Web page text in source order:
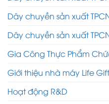
Dây chuyền sản xuất
Dây chuyền sản xuất
Gia Công Thực Phẩm
Giới thiệu nhà máy Life Gift
Hoạt động R&D